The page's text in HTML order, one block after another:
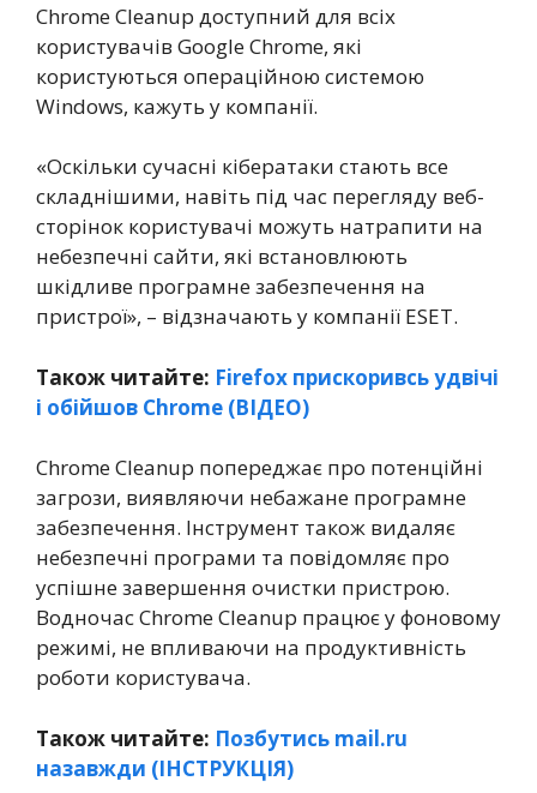
Chrome Cleanup доступний для всіх
користувачів Google Chrome, які
користуються операційною системою
Windows, кажуть у компанії.
«Оскільки сучасні кібератаки стають все
складнішими, навіть під час перегляду веб-
сторінок користувачі можуть натрапити на
небезпечні сайти, які встановлюють
шкідливе програмне забезпечення на
пристрої», – відзначають у компанії ESET.
Також читайте: Firefox прискоривсь удвічі
і обійшов Chrome (ВІДЕО)
Chrome Cleanup попереджає про потенційні
загрози, виявляючи небажане програмне
забезпечення. Інструмент також видаляє
небезпечні програми та повідомляє про
успішне завершення очистки пристрою.
Водночас Chrome Cleanup працює у фоновому
режимі, не впливаючи на продуктивність
роботи користувача.
Також читайте: Позбутись mail.ru
назавжди (ІНСТРУКЦІЯ)